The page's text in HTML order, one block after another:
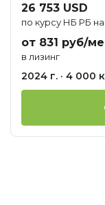
26 753 USD
по курсу НБ РБ
от 831 руб/
в лизинг
2024 г. · 4 000